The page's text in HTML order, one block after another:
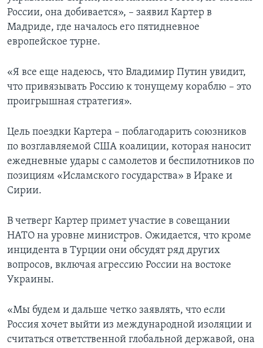
России, она добивается», – заявил Картер в
Мадриде, где началось его пятидневное
европейское турне.
«Я все еще надеюсь, что Владимир Путин увидит,
что привязывать Россию к тонущему кораблю – это
проигрышная стратегия».
Цель поездки Картера – поблагодарить союзников
по возглавляемой США коалиции, которая наносит
ежедневные удары с самолетов и беспилотников по
позициям «Исламского государства» в Ираке и
Сирии.
В четверг Картер примет участие в совещании
НАТО на уровне министров. Ожидается, что кроме
инцидента в Турции они обсудят ряд других
вопросов, включая агрессию России на востоке
Украины.
«Мы будем и дальше четко заявлять, что если
Россия хочет выйти из международной изоляции и
считаться ответственной глобальной державой, она